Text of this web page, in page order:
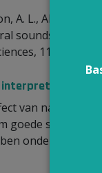
A. L., Allou, C.,
sounds and
118(14).
van
goede studies
onderzoekers